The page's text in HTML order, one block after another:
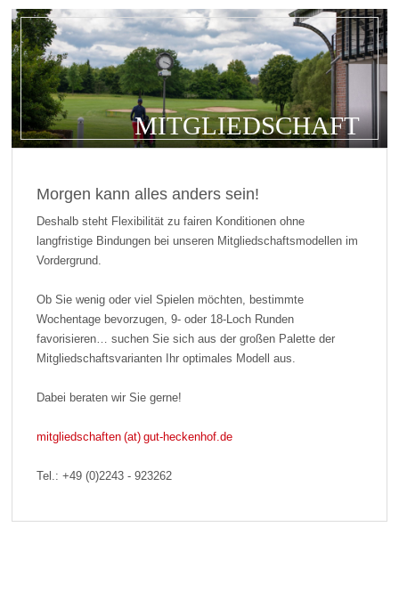
MITGLIEDSCHAFT
Morgen kann alles anders sein!
Deshalb steht Flexibilität zu fairen Konditionen ohne
langfristige Bindungen bei unseren Mitgliedschaftsmodellen im
Vordergrund.
Ob Sie wenig oder viel Spielen möchten, bestimmte
Wochentage bevorzugen, 9- oder 18-Loch Runden
favorisieren… suchen Sie sich aus der großen Palette der
Mitgliedschaftsvarianten Ihr optimales Modell aus.
Dabei beraten wir Sie gerne!
mitgliedschaften (at) gut-heckenhof.de
Tel.: +49 (0)2243 - 923262